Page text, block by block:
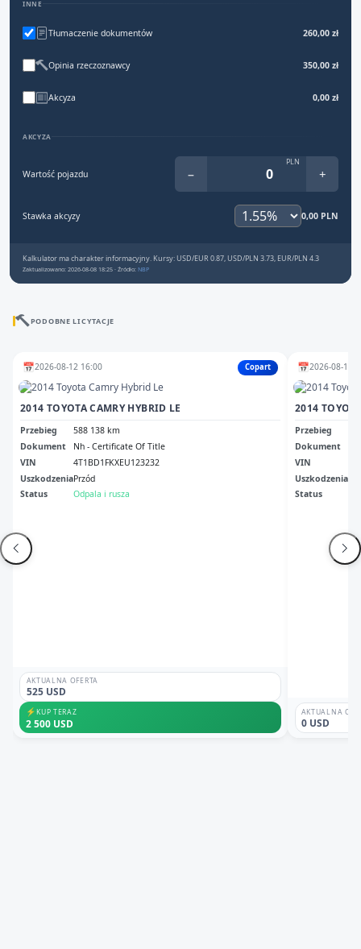
INNE
Tłumaczenie dokumentów 260,00 zł
Opinia rzeczoznawcy 350,00 zł
Akcyza 0,00 zł
AKCYZA
Wartość pojazdu −
PLN
+
Stawka akcyzy 0,00 PLN
Kalkulator ma charakter informacyjny. Kursy: USD/EUR 0.87, USD/PLN 3.73, EUR/PLN 4.3
Zaktualizowano: 2026-08-08 18:25 · Źródło: NBP
PODOBNE LICYTACJE
📅2026-08-12 16:00 Copart
2014 TOYOTA CAMRY HYBRID LE
Przebieg
588 138 km
Dokument
Nh - Certificate Of Title
VIN
4T1BD1FKXEU123232
UszkodzeniaPrzód
Status
Odpala i rusza
AKTUALNA OFERTA
525 USD
⚡KUP TERAZ
2 500 USD
📅2026-08-13
2014
Przebieg
Dokument
VIN
Uszkodzenia
Status
AKTUALNA
0 USD